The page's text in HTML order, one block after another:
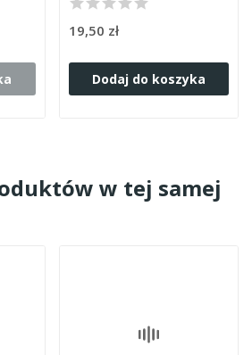
19,50 zł
Dodaj do koszyka
w tej samej